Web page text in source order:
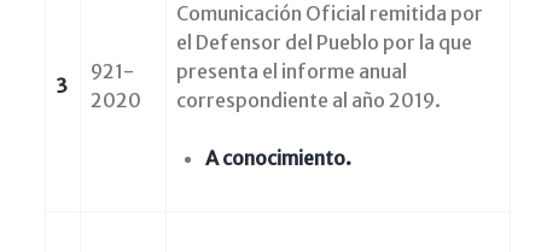
3
921-
2020
Comunicación Oficial remitida por
el Defensor del Pueblo por la que
presenta el informe anual
correspondiente al año 2019.
A conocimiento.